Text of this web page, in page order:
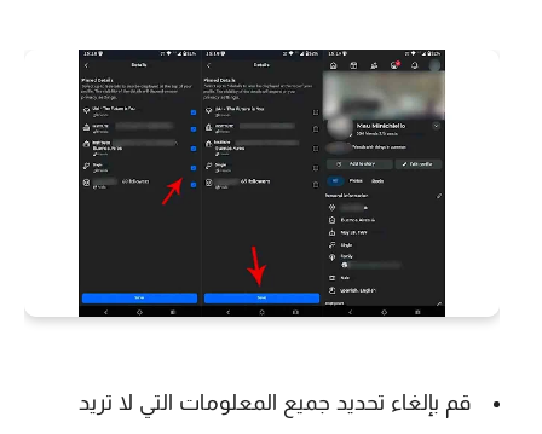
قم بإلغاء تحديد جميع المعلومات التي لا تريد